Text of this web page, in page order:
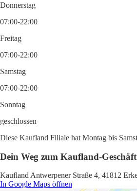
Donnerstag
07:00-22:00
Freitag
07:00-22:00
Samstag
07:00-22:00
Sonntag
geschlossen
Diese Kaufland Filiale hat Montag bis
Dein Weg zum Kaufland-Geschäft
Kaufland Antwerpener Straße 4, 41812
In Google Maps öffnen